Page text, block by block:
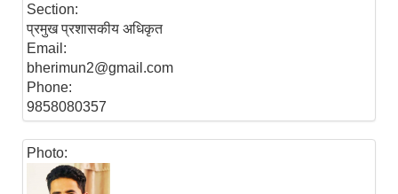
Section:
प्रमुख प्रशासकीय अधिकृत
Email:
bherimun2@gmail.com
Phone:
9858080357
Photo: